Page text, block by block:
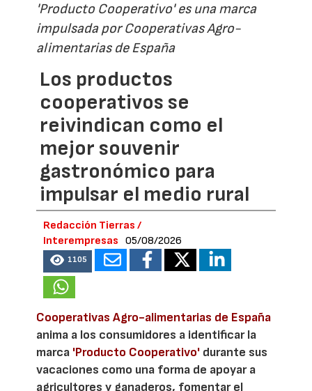
'Producto Cooperativo' es una marca
impulsada por Cooperativas Agro-
alimentarias de España
Los productos
cooperativos se
reivindican como el
mejor souvenir
gastronómico para
impulsar el medio rural
Redacción Tierras /
Interempresas
05/08/2026
1105
Cooperativas Agro-alimentarias de España
anima a los consumidores a identificar la
marca 'Producto Cooperativo' durante sus
vacaciones como una forma de apoyar a
agricultores y ganaderos, fomentar el